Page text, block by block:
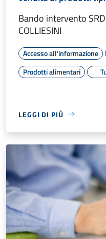
Bando intervento
COLLIESINI
Accesso all'informazione
Prodotti alimentari
LEGGI DI PIÙ